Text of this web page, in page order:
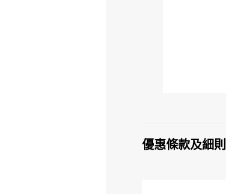
優惠條款及細則